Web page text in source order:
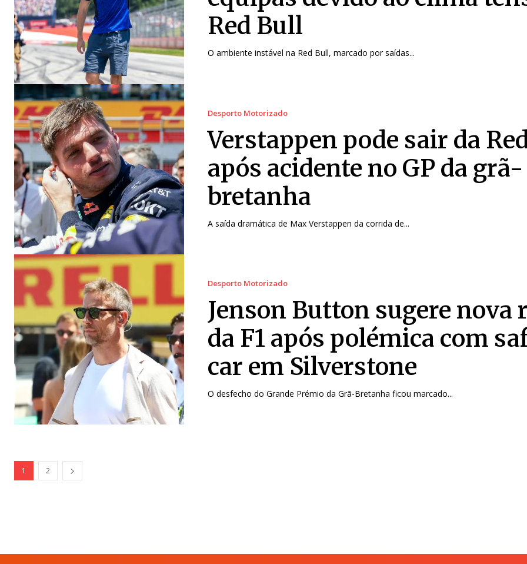
Red Bull
O ambiente instável na Red Bull, marcado por saídas...
Desporto Motorizado
Verstappen pode sair da
após acidente no GP da grã-
bretanha
A saída dramática de Max Verstappen da corrida de...
Desporto Motorizado
Jenson Button sugere nova
da F1 após polémica com
car em Silverstone
O desfecho do Grande Prémio da Grã-Bretanha ficou marcado...
1 2